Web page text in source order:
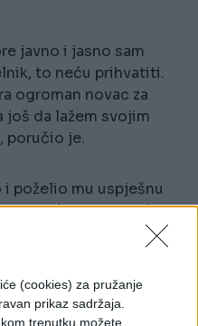
(cookies) za pružanje
prikaz sadržaja.
trenutku možete
javno i jasno sam
to neću prihvatiti.
ogroman novac za
još da lažem svojim
poručio je.
i poželio mu uspješnu
doći k sebi, da će
običaje i sve ono što
Leljak.
izazvale brojne